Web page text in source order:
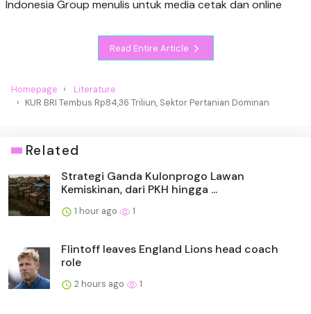
Indonesia Group menulis untuk media cetak dan online
Read Entire Article
Homepage
Literature
KUR BRI Tembus Rp84,36 Triliun, Sektor Pertanian Dominan
Related
Strategi Ganda Kulonprogo Lawan
Kemiskinan, dari PKH hingga ...
1 hour ago 1
Flintoff leaves England Lions head coach
role
2 hours ago 1